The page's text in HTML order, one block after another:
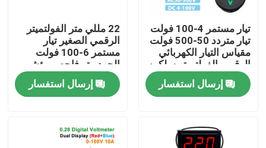
الصفحة الرئيسية
منتجات
تيار مستمر 4-100 فولت
تيار متردد 50-500 فولت
مقياس التيار الكهربائي
الرقمي الفولتميتر سلكين
للسيارات
إرسال استفسار
22 مللي متر الفولتميتر
الرقمي الصغير تيار
مستمر 6-100 فولت
الجهد متر فاحص مؤشر
مصباح دليلي ضوء العرض
إرسال استفسار